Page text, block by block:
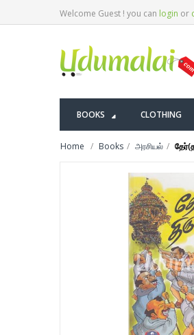
Welcome Guest ! you can login or
BOOKS CLOTHING
Home Books அரசியல்